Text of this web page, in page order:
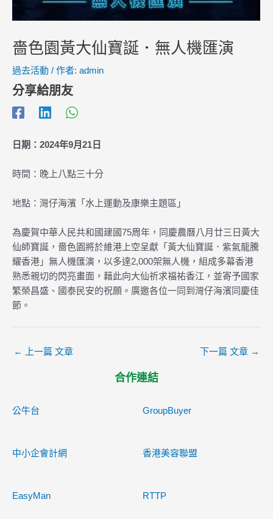
嗇色園黃大仙寶誕．無人機匯演
過去活動 / 作者: admin
分享給朋友
日期：2024年9月21日
時間：晚上八點三十分
地點：灣仔海濱「水上運動及康樂主題區」
為慶賀中華人民共和國建國75周年，同慶農曆八月廿三日黃大
仙師寶誕，嗇色園將於維港上空呈獻「黃大仙寶誕．紫氣龍騰
耀香港」無人機匯演，以多達2,000架無人機，組成多幕香港
熟悉親切的閃亮畫面，藉此向大仙祈求福祐香江，並寄予國家
繁榮昌盛、國泰民安的祝願。廣邀各位一同到灣仔海濱同慶佳
節。
← 上一篇 文章 下一篇 文章 →
合作連結
公牛台 GroupBuyer
中小企會計網 香港美容聯盟
EasyMan RTTP